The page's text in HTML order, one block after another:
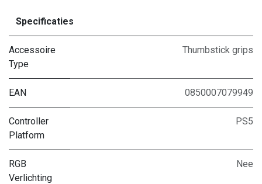
Specificaties
Accessoire
Type
Thumbstick grips
EAN 0850007079949
Controller
Platform
PS5
RGB
Verlichting
Nee